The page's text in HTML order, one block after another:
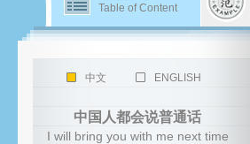
Table of Content
中文 ENGLISH
中国人都会说普通话
I will bring you with me next time